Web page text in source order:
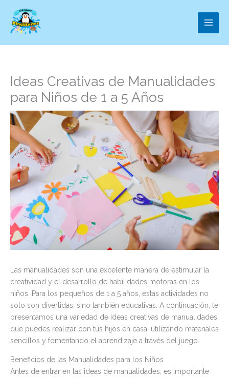
contenido
Ideas Creativas de Manualidades
para Niños de 1 a 5 Años
Las manualidades son una excelente manera de estimular la
creatividad y el desarrollo de habilidades motoras en los
niños. Para los pequeños de 1 a 5 años, estas actividades no
solo son divertidas, sino también educativas. A continuación, te
presentamos una variedad de ideas creativas de manualidades
que puedes realizar con tus hijos en casa, utilizando materiales
sencillos y fomentando el aprendizaje a través del juego.
Beneficios de las Manualidades para los Niños
Antes de entrar en las ideas de manualidades, es importante